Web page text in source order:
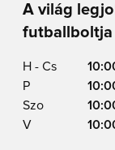
A világ
futballboltja
H - Cs
P
Szo
V